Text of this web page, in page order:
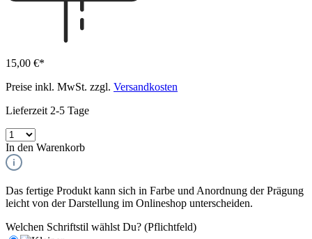
15,00 €*
Preise inkl. MwSt. zzgl. Versandkosten
Lieferzeit 2-5 Tage
In den Warenkorb
Das fertige Produkt kann sich in Farbe und Anordnung der Prägung
leicht von der Darstellung im Onlineshop unterscheiden.
Welchen Schriftstil wählst Du? (Pflichtfeld)